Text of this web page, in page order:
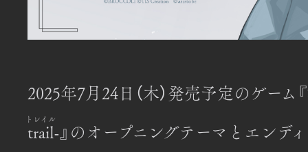
2025年7月24日（木）発売予定のゲー
trail-』の オープニングテーマとエンデ